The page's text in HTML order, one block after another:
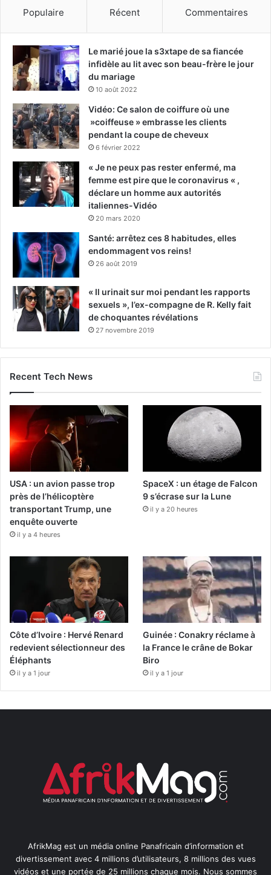
Populaire Récent Commentaires
Le marié joue la s3xtape de sa fiancée
infidèle au lit avec son beau-frère le jour
du mariage
10 août 2022
Vidéo: Ce salon de coiffure où une
»coiffeuse » embrasse les clients
pendant la coupe de cheveux
6 février 2022
« Je ne peux pas rester enfermé, ma
femme est pire que le coronavirus « ,
déclare un homme aux autorités
italiennes-Vidéo
20 mars 2020
Santé: arrêtez ces 8 habitudes, elles
endommagent vos reins!
26 août 2019
« Il urinait sur moi pendant les rapports
sexuels », l’ex-compagne de R. Kelly fait
de choquantes révélations
27 novembre 2019
Recent Tech News
USA : un avion passe trop
près de l’hélicoptère
transportant Trump, une
enquête ouverte
il y a 4 heures
SpaceX : un étage de Falcon
9 s’écrase sur la Lune
il y a 20 heures
Côte d’Ivoire : Hervé Renard
redevient sélectionneur des
Éléphants
il y a 1 jour
Guinée : Conakry réclame à
la France le crâne de Bokar
Biro
il y a 1 jour
AfrikMag est un média online Panafricain d’information et
divertissement avec 4 millions d’utilisateurs, 8 millions des vues
vidéos et une portée de 25 millions chaque mois. Nous sommes